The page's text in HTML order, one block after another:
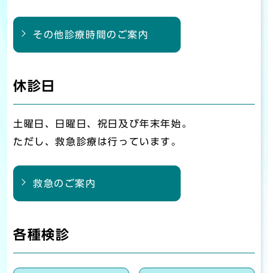
その他診療時間のご案内
休診日
土曜日、日曜日、祝日及び年末年始。
ただし、救急診療は行っています。
救急のご案内
各種検診